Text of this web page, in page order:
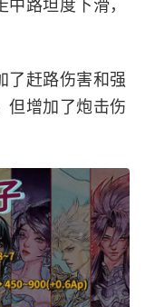
路坦度下滑，
了赶路伤害和强
但增加了炮击伤